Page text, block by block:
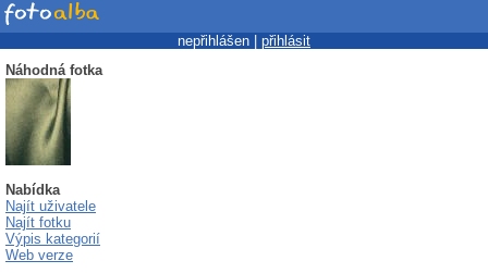
nepřihlášen | přihlásit
Náhodná fotka
Nabídka
Najít uživatele
Najít fotku
Výpis kategorií
Web verze